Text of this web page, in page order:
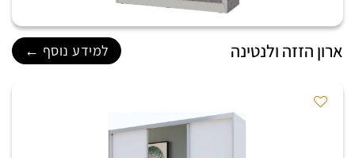
ארון הזזה ולנטינה למידע נוסף ←